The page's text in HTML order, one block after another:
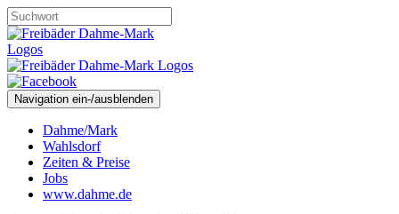
Navigation ein-/ausblenden
Dahme/Mark
Wahlsdorf
Zeiten & Preise
Jobs
www.dahme.de